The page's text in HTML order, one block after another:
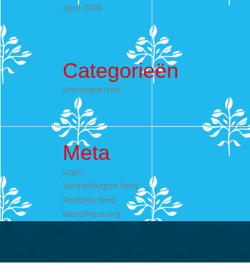
april 2026
Categorieën
Uncategorized
Meta
Login
Vermeldingen feed
Reacties feed
WordPress.org